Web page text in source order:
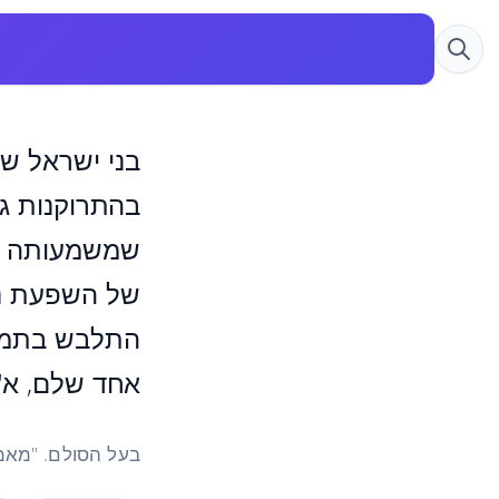
בני ישראל
בהתרוקנות
שמשמעותה
של השפעת
התלבש
אחד שלם,
בעל הסולם.